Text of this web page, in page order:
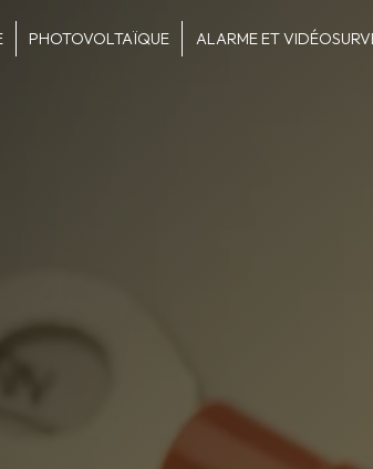
PHOTOVOLTAÏQUE ALARME ET